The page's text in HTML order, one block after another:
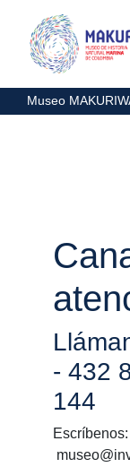
Museo
- 432
144
Escríbenos: